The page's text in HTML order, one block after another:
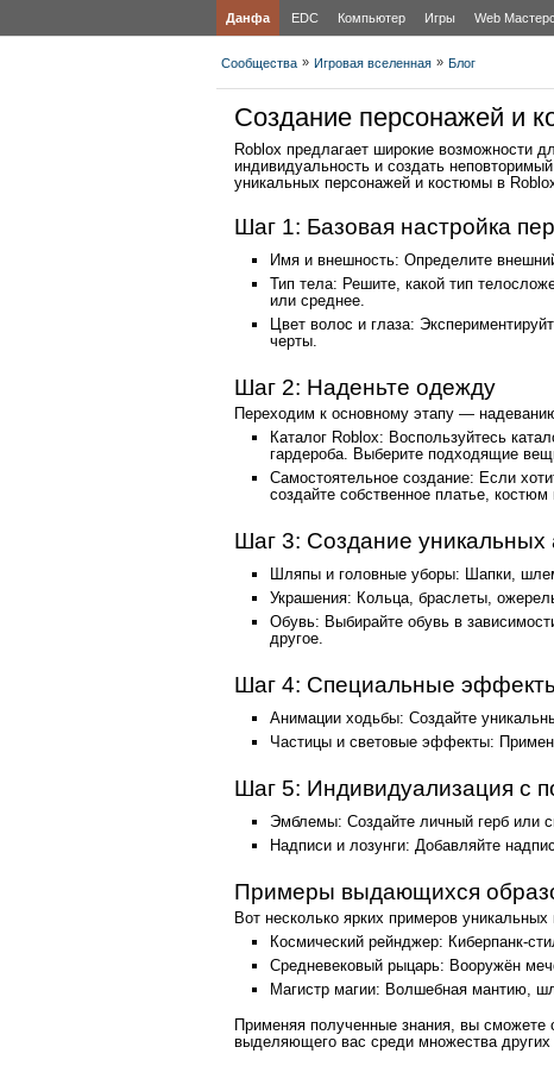
Данфа EDC Компьютер Игры Web
Сообщества » Игровая вселенная » Блог
Создание персонажей и
Roblox предлагает широкие возможности
индивидуальность и создать
уникальных персонажей и костюмы в
Шаг 1: Базовая настройка
Имя и внешность: Определите
Тип тела: Решите, какой тип
или среднее.
Цвет волос и глаза:
черты.
Шаг 2: Наденьте одежду
Переходим к основному этапу —
Каталог Roblox: Воспользуйтесь
гардероба. Выберите подходящие
Самостоятельное создание: Если
создайте собственное платье, костюм
Шаг 3: Создание уникальных
Шляпы и головные уборы: Шапки,
Украшения: Кольца, браслеты,
Обувь: Выбирайте обувь в
другое.
Шаг 4: Специальные
Анимации ходьбы: Создайте
Частицы и световые эффекты:
Шаг 5: Индивидуализация с
Эмблемы: Создайте личный герб или
Надписи и лозунги: Добавляйте
Примеры выдающихся
Вот несколько ярких примеров
Космический рейнджер: Киберпанк-
Средневековый рыцарь: Вооружён
Магистр магии: Волшебная мантию,
Применяя полученные знания, вы сможете
выделяющего вас среди множества других